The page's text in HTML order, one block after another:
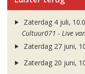
Zaterdag 4 juli,
Cultuur071 - Live
Zaterdag 27 juni,
Zaterdag 20 juni,